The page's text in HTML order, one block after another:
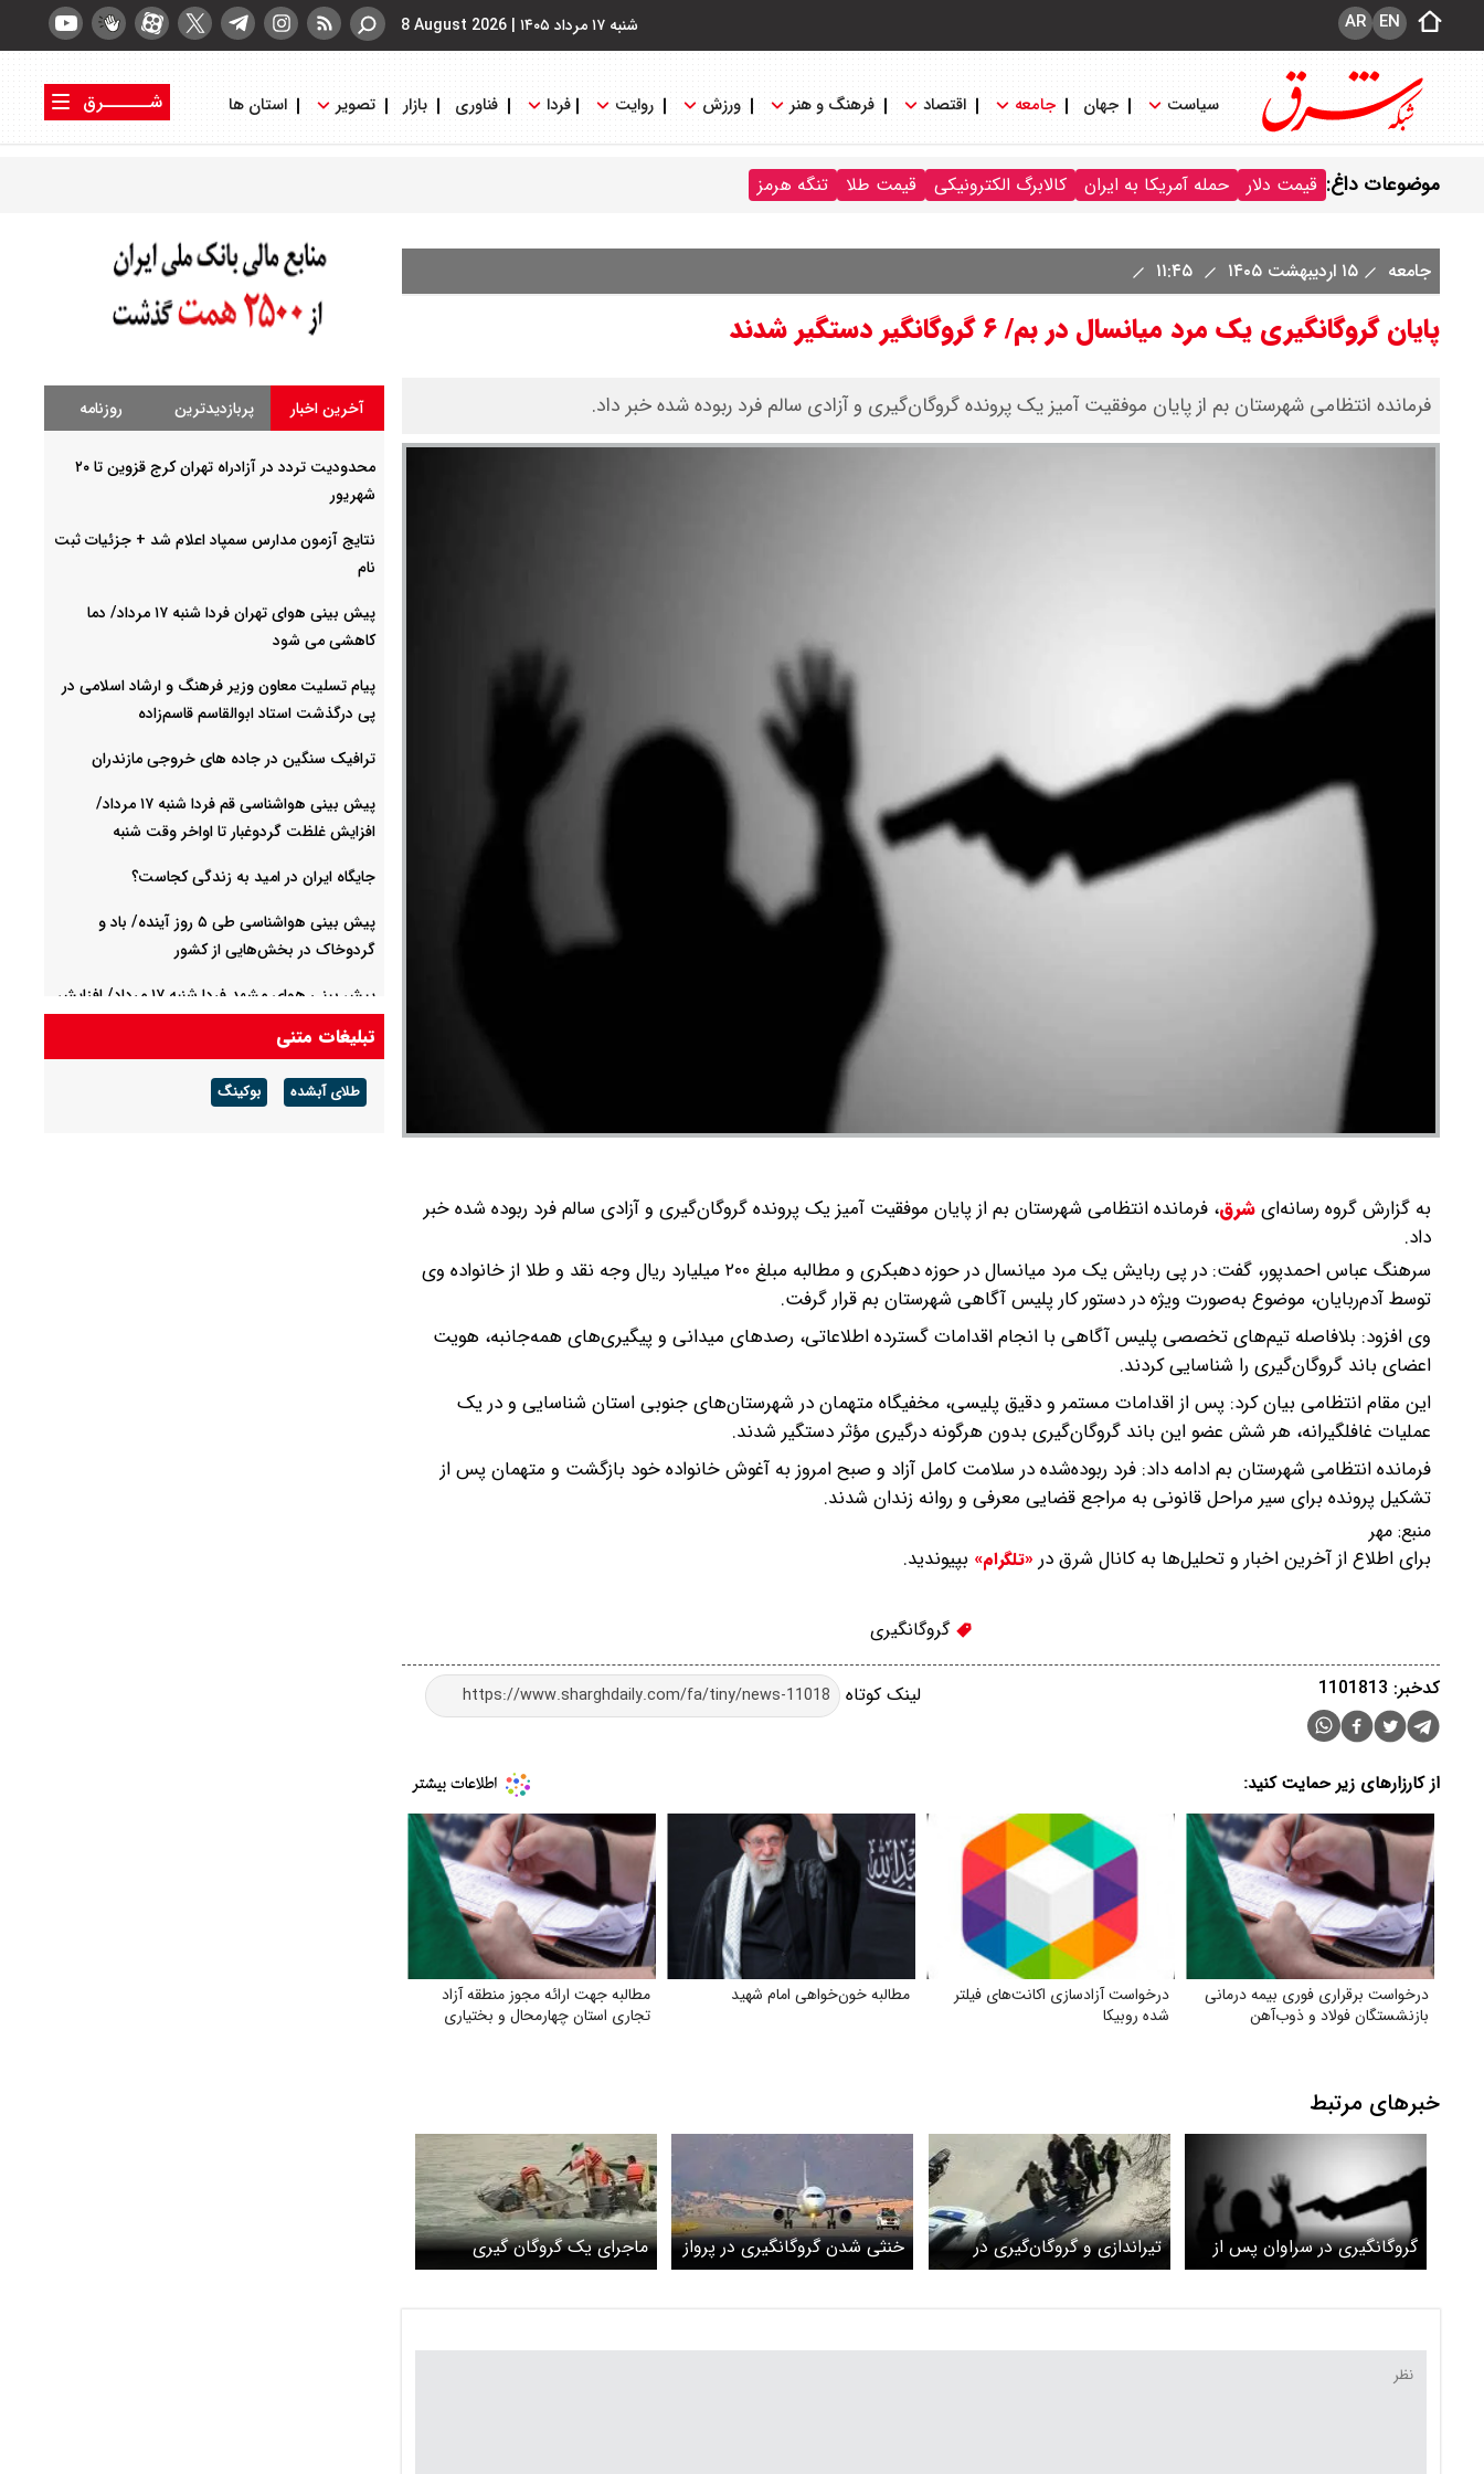
شنبه ۱۷ مرداد ۱۴۰۵ |
8 August 2026 EN
AR
سیاست جهان جامعه اقتصاد فرهنگ و هنر ورزش روایت فردا فناوری بازار تصویر استان ها
شــــــرق
موضوعات داغ: قیمت دلار حمله آمریکا به ایران کالابرگ الکترونیکی قیمت طلا تنگه هرمز
جامعه ۱۵ اردیبهشت ۱۴۰۵
پایان گروگانگیری یک مرد میانسال در بم/ ۶ گروگانگیر دستگیر شدند
فرمانده انتظامی شهرستان بم از پایان موفقیت‌ آمیز یک پرونده گروگان‌گیری و آزادی سالم فرد ربوده‌ شده خبر داد.
به گزارش گروه رسانه‌ایشرق، فرمانده انتظامی شهرستان بم از پایان موفقیت‌ آمیز یک پرونده گروگان‌گیری و آزادی سالم فرد ربوده‌ شده خبر
داد.
سرهنگ عباس احمدپور، گفت: در پی ربایش یک مرد میانسال در حوزه دهبکری و مطالبه مبلغ ۲۰۰ میلیارد ریال وجه نقد و طلا از خانواده وی
توسط آدم‌ربایان، موضوع به‌صورت ویژه در دستور کار پلیس آگاهی شهرستان بم قرار گرفت.
وی افزود: بلافاصله تیم‌های تخصصی پلیس آگاهی با انجام اقدامات گسترده اطلاعاتی، رصدهای میدانی و پیگیری‌های همه‌جانبه، هویت
اعضای باند گروگان‌گیری را شناسایی کردند.
این مقام انتظامی بیان کرد: پس از اقدامات مستمر و دقیق پلیسی، مخفیگاه متهمان در شهرستان‌های جنوبی استان شناسایی و در یک
عملیات غافلگیرانه، هر شش عضو این باند گروگان‌گیری بدون هرگونه درگیری مؤثر دستگیر شدند.
فرمانده انتظامی شهرستان بم ادامه داد: فرد ربوده‌شده در سلامت کامل آزاد و صبح امروز به آغوش خانواده خود بازگشت و متهمان پس از
تشکیل پرونده برای سیر مراحل قانونی به مراجع قضایی معرفی و روانه زندان شدند.
منبع: مهر
برای اطلاع از آخرین اخبار و تحلیل‌ها به کانال شرق در «تلگرام» بپیوندید.
گروگانگیری
لینک کوتاه کدخبر: 1101813
از کارزارهای زیر حمایت کنید:
درخواست برقراری فوری بیمه درمانی
بازنشستگان فولاد و ذوب‌آهن
درخواست آزادسازی اکانت‌های فیلتر
شده روبیکا
مطالبه خون‌خواهی امام شهید
مطالبه جهت ارائه مجوز منطقه آزاد
تجاری استان چهارمحال و بختیاری
خبرهای مرتبط
گروگانگیری در سراوان پس از
۱۲ روز به پایان رسید
تیراندازی و گروگان‌گیری در
پایتخت اوکراین چند کشته بجا
خنثی شدن گروگانگیری در پرواز
مشهد در آبان‌ + ویدئو
ماجرای یک گروگان گیری
عجیب در آبهای بندرعباس
آخرین اخبار پربازدیدترین روزنامه
محدودیت تردد در آزادراه تهران کرج قزوین تا ۲۰
شهریور
نتایج آزمون مدارس سمپاد اعلام شد + جزئیات ثبت
نام
پیش بینی هوای تهران فردا شنبه ۱۷ مرداد/ دما
کاهشی می شود
پیام تسلیت معاون وزیر فرهنگ و ارشاد اسلامی در
پی درگذشت استاد ابوالقاسم قاسم‌زاده
ترافیک سنگین در جاده های خروجی مازندران
پیش بینی هواشناسی قم فردا شنبه ۱۷ مرداد/
افزایش غلظت گردوغبار تا اواخر وقت شنبه
جایگاه ایران در امید به زندگی کجاست؟
پیش بینی هواشناسی طی ۵ روز آینده/ باد و
گردوخاک در بخش‌هایی از کشور
پیش بینی هوای مشهد فردا شنبه ۱۷ مرداد/ افزایش
دما از روز سه شنبه
پیش بینی هوای لرستان فردا ۱۷ مرداد/ تداوم هوای
گرم و افزایش سرعت وزش باد
تبلیغات متنی
طلای آبشده بوکینگ